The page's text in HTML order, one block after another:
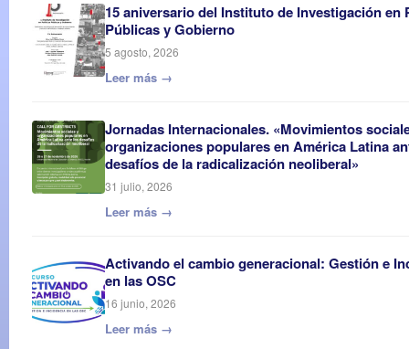
15 aniversario del Instituto de Investigación en
Públicas y Gobierno
5 agosto, 2026
Leer más →
Jornadas Internacionales. «Movimientos
organizaciones populares en América Latina
desafíos de la radicalización neoliberal»
31 julio, 2026
Leer más →
Activando el cambio generacional: Gestión e
en las OSC
16 junio, 2026
Leer más →